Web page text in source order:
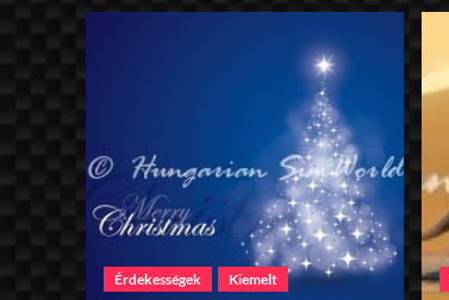
Játékmúzeum…
Érdekességek Kiemelt